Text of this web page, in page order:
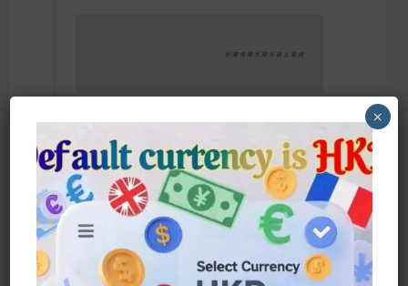
                      妙麗格蘭杰時光器上寫道
時光器是一種用來進行時光旅行的設備，
看上去像是掛在金色項鍊上的沙漏。轉動
沙漏的次數，即代表着時間回溯的小時
數。
×